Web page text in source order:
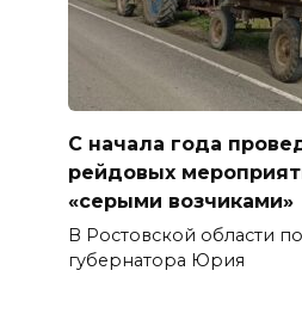
С начала года
рейдовых
«серыми возчиками»
В Ростовской области
губернатора Юрия